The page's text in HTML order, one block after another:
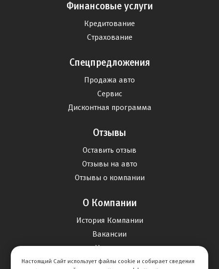
Финансовые услуги
Кредитование
Страхование
Спецпредложения
Продажа авто
Сервис
Дисконтная программа
Отзывы
Оставить отзыв
Отзывы на авто
Отзывы о компании
О Компании
История Компании
Вакансии
Новости
Настоящий Сайт использует файлы cookie и собирает сведения